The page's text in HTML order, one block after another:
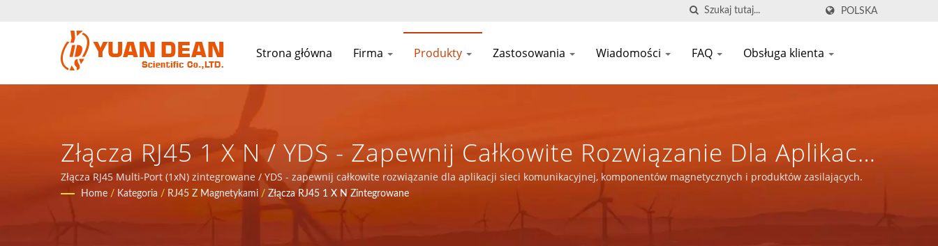
POLSKA
Strona główna Firma Produkty Zastosowania Wiadomości FAQ Obsługa klienta
Złącza RJ45 1 X N / YDS - Zapewnij Całkowite Rozwiązanie Dla Aplikacji
Sieci Komunikacyjnej, Komponentów Magnetycznych I Produktów
Zasilających.
Złącza RJ45 Multi-Port (1xN) zintegrowane / YDS - zapewnij całkowite rozwiązanie dla aplikacji sieci komunikacyjnej, komponentów magnetycznych i produktów zasilających.
Home / Kategoria / RJ45 Z Magnetykami / Złącza RJ45 1 X N Zintegrowane